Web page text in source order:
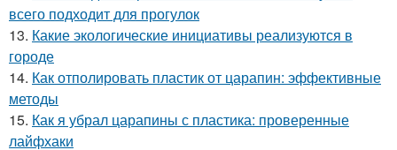
всего подходит для прогулок
13. Какие экологические инициативы реализуются в
городе
14. Как отполировать пластик от царапин: эффективные
методы
15. Как я убрал царапины с пластика: проверенные
лайфхаки